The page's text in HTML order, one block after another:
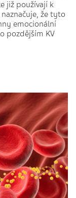
již používají k
že tyto
emocionální
pozdějším KV